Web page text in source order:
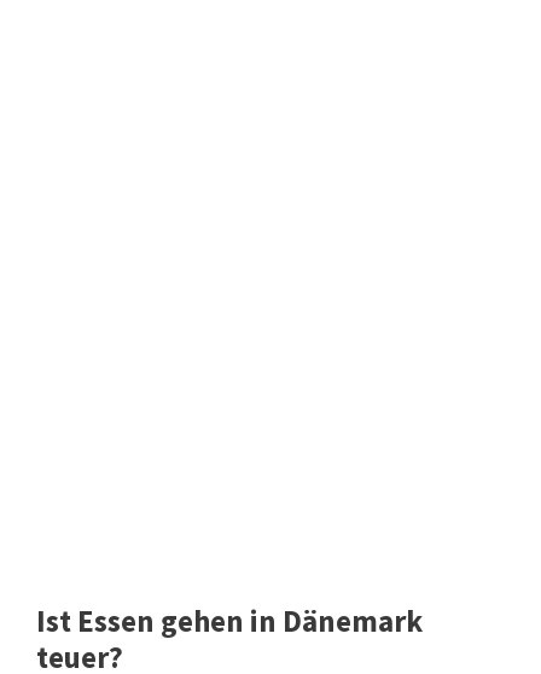
Ist Essen gehen in Dänemark
teuer?